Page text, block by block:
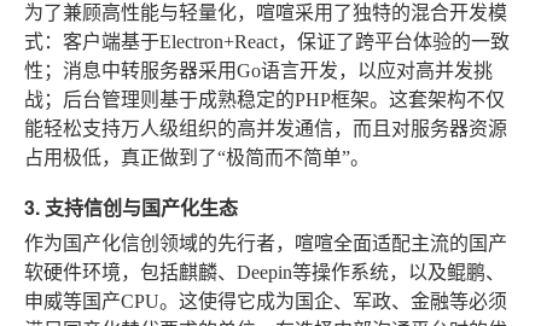
为了兼顾高性能与轻量化，喧喧采用了独特的混合开发模
式：客户端基于Electron+React，保证了跨平台体验的一致
性；消息中转服务器采用Go语言开发，以应对高并发挑
战；后台管理则基于成熟稳定的PHP框架。这套架构不仅
能轻松支持万人级组织的高并发通信，而且对服务器资源
占用极低，真正做到了“极简而不简单”。
3. 支持信创与国产化生态
作为国产化信创领域的先行者，喧喧全面适配主流的国产
软硬件环境，包括麒麟、Deepin等操作系统，以及鲲鹏、
申威等国产CPU。这使得它成为国企、军政、金融等必须